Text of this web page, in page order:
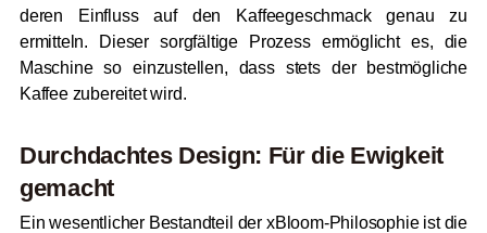
deren Einfluss auf den Kaffeegeschmack genau zu
ermitteln. Dieser sorgfältige Prozess ermöglicht es, die
Maschine so einzustellen, dass stets der bestmögliche
Kaffee zubereitet wird.
Durchdachtes Design: Für die Ewigkeit
gemacht
Ein wesentlicher Bestandteil der xBloom-Philosophie ist die